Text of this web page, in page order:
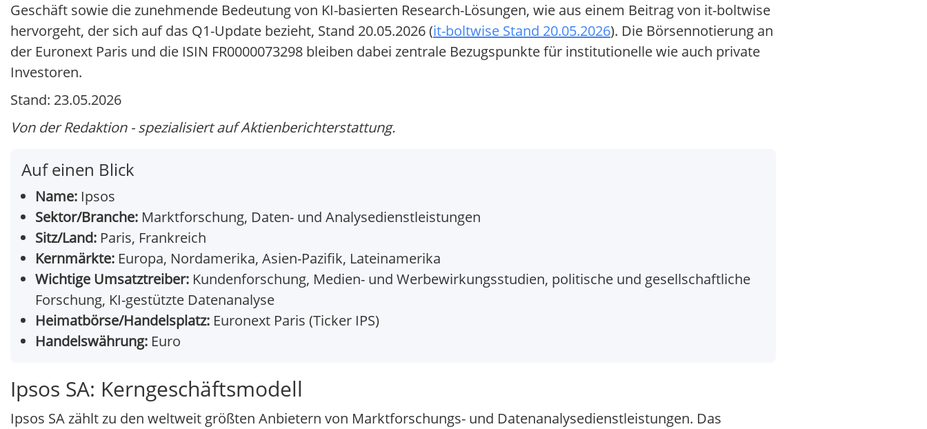
Geschäft sowie die zunehmende Bedeutung von KI-basierten Research-Lösungen, wie aus einem Beitrag von it-boltwise
hervorgeht, der sich auf das Q1-Update bezieht, Stand 20.05.2026 (it-boltwise Stand 20.05.2026). Die Börsennotierung an
der Euronext Paris und die ISIN FR0000073298 bleiben dabei zentrale Bezugspunkte für institutionelle wie auch private
Investoren.
Stand: 23.05.2026
Von der Redaktion - spezialisiert auf Aktienberichterstattung.
Auf einen Blick
Name: Ipsos
Sektor/Branche: Marktforschung, Daten- und Analysedienstleistungen
Sitz/Land: Paris, Frankreich
Kernmärkte: Europa, Nordamerika, Asien-Pazifik, Lateinamerika
Wichtige Umsatztreiber: Kundenforschung, Medien- und Werbewirkungsstudien, politische und gesellschaftliche
Forschung, KI-gestützte Datenanalyse
Heimatbörse/Handelsplatz: Euronext Paris (Ticker IPS)
Handelswährung: Euro
Ipsos SA: Kerngeschäftsmodell
Ipsos SA zählt zu den weltweit größten Anbietern von Marktforschungs- und Datenanalysedienstleistungen. Das